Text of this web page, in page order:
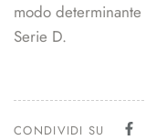
modo
Serie D.
CONDIVIDI SU